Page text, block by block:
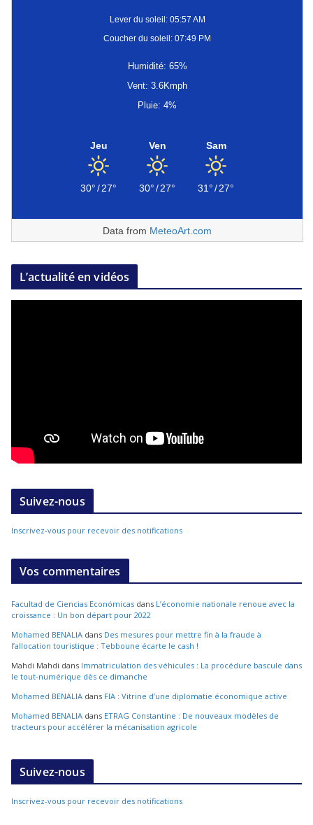
Lever du soleil: 05:57 AM
Coucher du soleil: 07:49 PM
Humidité: 65%
Vent: 3.6Kmph
Pluie: 4%
Jeu
30°/27°
Ven
30°/27°
Sam
31°/27°
Data from MeteoArt.com
L’actualité en vidéos
Suivez-nous
Inscrivez-vous pour recevoir des notifications
Vos commentaires
Facultad de Ciencias Económicas dans L’économie nationale renoue avec la
croissance : Un bon départ pour 2022
Mohamed BENALIA dans Des mesures pour mettre fin à la fraude à
l’allocation touristique : Tebboune écarte le cash !
Mahdi Mahdi dans Immatriculation des véhicules : La procédure bascule dans
le tout-numérique dès ce dimanche
Mohamed BENALIA dans FIA : Vitrine d’une diplomatie économique active
Mohamed BENALIA dans ETRAG Constantine : De nouveaux modèles de
tracteurs pour accélérer la mécanisation agricole
Suivez-nous
Inscrivez-vous pour recevoir des notifications